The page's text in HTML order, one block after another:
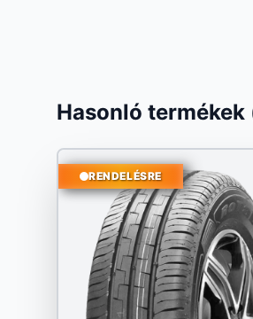
Hasonló
RENDELÉSRE